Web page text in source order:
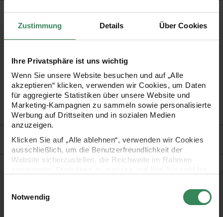
Zustimmung Details Über Cookies
Ihre Privatsphäre ist uns wichtig
Wenn Sie unsere Website besuchen und auf „Alle
akzeptieren“ klicken, verwenden wir Cookies, um Daten
für aggregierte Statistiken über unsere Website und
Marketing-Kampagnen zu sammeln sowie personalisierte
Werbung auf Drittseiten und in sozialen Medien
anzuzeigen.
Klicken Sie auf „Alle ablehnen“, verwenden wir Cookies
ausschließlich, um die Benutzerfreundlichkeit der
Website sicherzustellen, die Reichweite im Rahmen
Ihre Einwilligung ist freiwillig und kann jederzeit über den
Link „Cookie-Einstellungen“ im Fußbereich der Seite
Notwendig
Produktbeschreibung
zum Erstellen zauberhafter Blütenköpfe
Maße: 6 cm lang, ca. 100 Stück
verschiedene Farben zur Auswahl
Hersteller